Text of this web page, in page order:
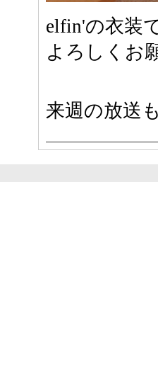
elfin'の衣装
よろしくお
来週の放送